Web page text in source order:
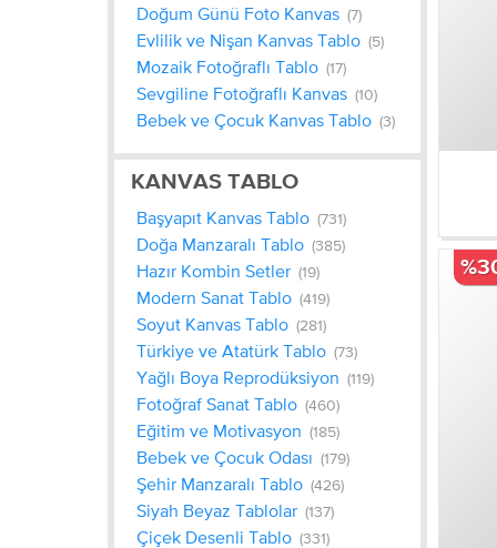
Doğum Günü Foto Kanvas (7)
Evlilik ve Nişan Kanvas Tablo (5)
Mozaik Fotoğraflı Tablo (17)
Sevgiline Fotoğraflı Kanvas (10)
Bebek ve Çocuk Kanvas Tablo (3)
KANVAS TABLO
Başyapıt Kanvas Tablo (731)
Doğa Manzaralı Tablo (385)
Hazır Kombin Setler (19)
Modern Sanat Tablo (419)
Soyut Kanvas Tablo (281)
Türkiye ve Atatürk Tablo (73)
Yağlı Boya Reprodüksiyon (119)
Fotoğraf Sanat Tablo (460)
Eğitim ve Motivasyon (185)
Bebek ve Çocuk Odası (179)
Şehir Manzaralı Tablo (426)
Siyah Beyaz Tablolar (137)
Çiçek Desenli Tablo (331)